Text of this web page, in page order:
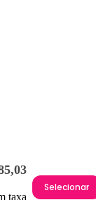
taxa
Selecionar